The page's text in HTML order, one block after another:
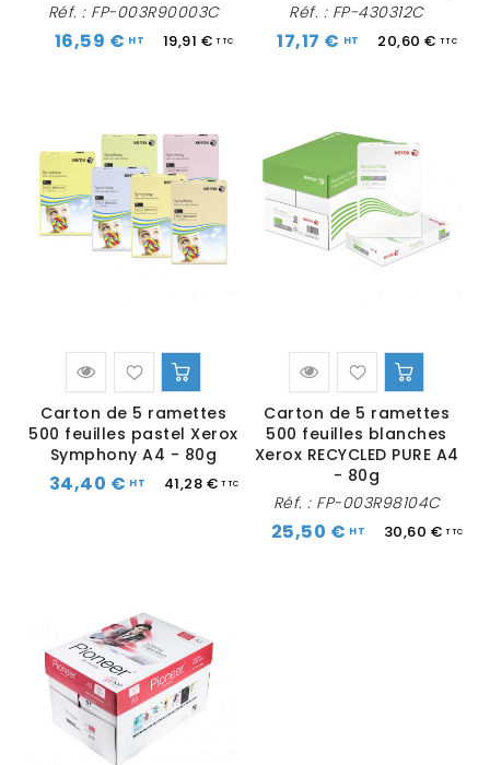
Réf. : FP-003R90003C
16,59 € 19,91 €
Réf. : FP-430312C
17,17 € 20,60 €
Carton de 5 ramettes
500 feuilles pastel Xerox
Symphony A4 - 80g
34,40 € 41,28 €
Carton de 5 ramettes
500 feuilles blanches
Xerox RECYCLED PURE A4
- 80g
Réf. : FP-003R98104C
25,50 € 30,60 €